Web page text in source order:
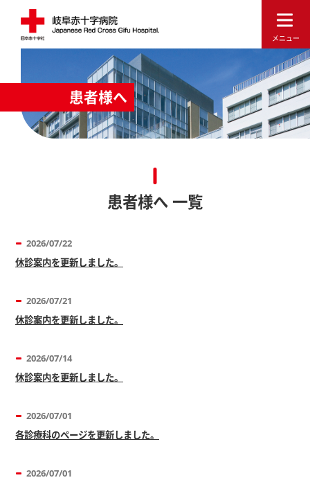
患者様へ
患者様へ 一覧
2026/07/22
休診案内を更新しました。
2026/07/21
休診案内を更新しました。
2026/07/14
休診案内を更新しました。
2026/07/01
各診療科のページを更新しました。
2026/07/01